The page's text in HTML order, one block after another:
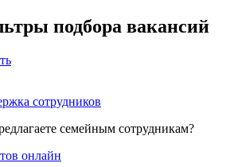
подбора вакансий
сотрудников
семейным сотрудникам?
онлайн